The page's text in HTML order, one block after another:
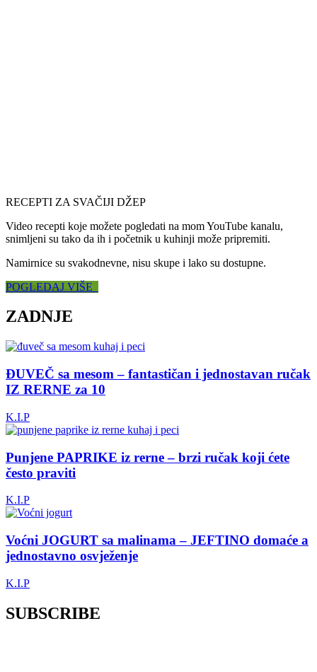
RECEPTI ZA SVAČIJI DŽEP
Video recepti koje možete pogledati na mom YouTube kanalu,
snimljeni su tako da ih i početnik u kuhinji može pripremiti.
Namirnice su svakodnevne, nisu skupe i lako su dostupne.
POGLEDAJ VIŠE
ZADNJE
ĐUVEČ sa mesom – fantastičan i jednostavan ručak
IZ RERNE za 10
K.I.P
Punjene PAPRIKE iz rerne – brzi ručak koji ćete
često praviti
K.I.P
Voćni JOGURT sa malinama – JEFTINO domaće a
jednostavno osvježenje
K.I.P
SUBSCRIBE